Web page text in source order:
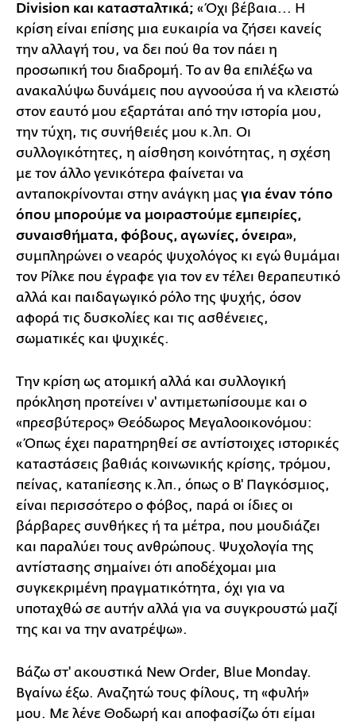
Division και κατασταλτικά; «Όχι βέβαια... Η
κρίση είναι επίσης μια ευκαιρία να ζήσει κανείς
την αλλαγή του, να δει πού θα τον πάει η
προσωπική του διαδρομή. Το αν θα επιλέξω να
ανακαλύψω δυνάμεις που αγνοούσα ή να κλειστώ
στον εαυτό μου εξαρτάται από την ιστορία μου,
την τύχη, τις συνήθειές μου κ.λπ. Οι
συλλογικότητες, η αίσθηση κοινότητας, η σχέση
με τον άλλο γενικότερα φαίνεται να
ανταποκρίνονται στην ανάγκη μας για έναν τόπο
όπου μπορούμε να μοιραστούμε εμπειρίες,
συναισθήματα, φόβους, αγωνίες, όνειρα»,
συμπληρώνει ο νεαρός ψυχολόγος κι εγώ θυμάμαι
τον Ρίλκε που έγραφε για τον εν τέλει θεραπευτικό
αλλά και παιδαγωγικό ρόλο της ψυχής, όσον
αφορά τις δυσκολίες και τις ασθένειες,
σωματικές και ψυχικές.
Την κρίση ως ατομική αλλά και συλλογική
πρόκληση προτείνει ν' αντιμετωπίσουμε και ο
«πρεσβύτερος» Θεόδωρος Μεγαλοοικονόμου:
«Όπως έχει παρατηρηθεί σε αντίστοιχες ιστορικές
καταστάσεις βαθιάς κοινωνικής κρίσης, τρόμου,
πείνας, καταπίεσης κ.λπ., όπως ο Β' Παγκόσμιος,
είναι περισσότερο ο φόβος, παρά οι ίδιες οι
βάρβαρες συνθήκες ή τα μέτρα, που μουδιάζει
και παραλύει τους ανθρώπους. Ψυχολογία της
αντίστασης σημαίνει ότι αποδέχομαι μια
συγκεκριμένη πραγματικότητα, όχι για να
υποταχθώ σε αυτήν αλλά για να συγκρουστώ μαζί
της και να την ανατρέψω».
Βάζω στ' ακουστικά New Order, Blue Monday.
Βγαίνω έξω. Αναζητώ τους φίλους, τη «φυλή»
μου. Με λένε Θοδωρή και αποφασίζω ότι είμαι